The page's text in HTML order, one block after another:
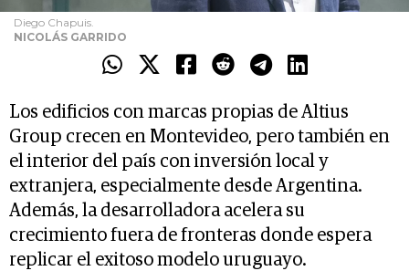
Diego Chapuis.
NICOLÁS GARRIDO
Los edificios con marcas propias de Altius
Group crecen en Montevideo, pero también en
el interior del país con inversión local y
extranjera, especialmente desde Argentina.
Además, la desarrolladora acelera su
crecimiento fuera de fronteras donde espera
replicar el exitoso modelo uruguayo.